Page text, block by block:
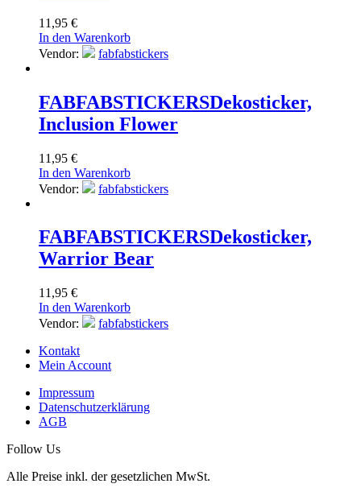
11,95 €
In den Warenkorb
Vendor:
fabfabstickers
FABFABSTICKERSDekosticker,
Inclusion Flower
11,95 €
In den Warenkorb
Vendor:
fabfabstickers
FABFABSTICKERSDekosticker,
Warrior Bear
11,95 €
In den Warenkorb
Vendor:
fabfabstickers
Kontakt
Mein Account
Impressum
Datenschutzerklärung
AGB
Follow Us
Alle Preise inkl. der gesetzlichen MwSt.